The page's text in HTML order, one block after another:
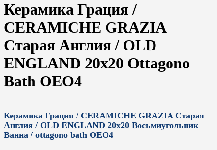
Керамика Грация /
CERAMICHE GRAZIA
Старая Англия / OLD
ENGLAND 20x20 Ottagono
Bath OEO4
Керамика Грация / CERAMICHE GRAZIA Старая
Англия / OLD ENGLAND 20x20 Восьмиугольник
Ванна / ottagono bath OEO4